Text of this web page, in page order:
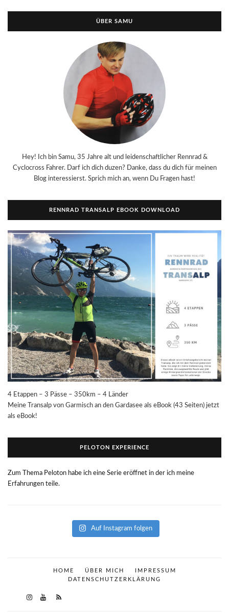
ÜBER SAMU
Hey! Ich bin Samu, 35 Jahre alt und leidenschaftlicher Rennrad &
Cyclocross Fahrer. Darf ich dich duzen? Danke, dass du dich für meinen
Blog interessierst. Sprich mich an, wenn Du Fragen hast!
RENNRAD TRANSALP EBOOK DOWNLOAD
4 Etappen – 3 Pässe – 350km – 4 Länder
Meine Transalp von Garmisch an den Gardasee als eBook (43 Seiten) jetzt
als eBook!
PELOTON EXPERIENCE
Zum Thema Peloton habe ich eine Serie eröffnet in der ich meine
Erfahrungen teile.
Auf Instagram folgen
HOME ÜBER MICH
IMPRESSUM
DATENSCHUTZERKLÄRUNG